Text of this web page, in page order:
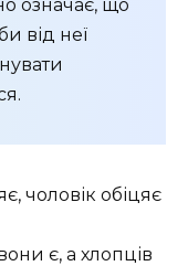
означає, що
від неї
чоловік обіцяє
є, а хлопців